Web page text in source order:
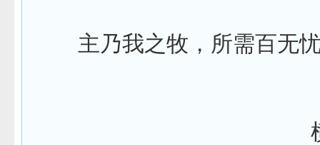
主乃我之牧，所需百无